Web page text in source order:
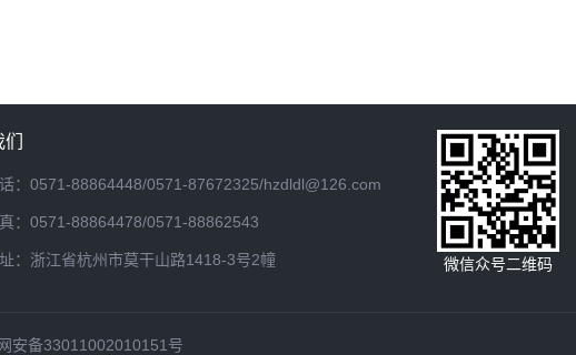
微信众号二维码
：0571-88864448/0571-87672325/hzdldl@126.com
：0571-88864478/0571-88862543
：浙江省杭州市莫干山路1418-3号2幢
安备33011002010151号